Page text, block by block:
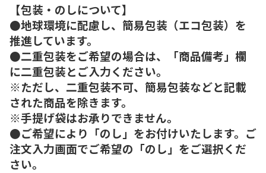
【包装・のしについて】
●地球環境に配慮し、簡易包装（エコ包装）を
推進しています。
●二重包装をご希望の場合は、「商品備考」欄
に二重包装とご入力ください。
※ただし、二重包装不可、簡易包装などと記載
された商品を除きます。
※手提げ袋はお承りできません。
●ご希望により「のし」をお付けいたします。ご
注文入力画面でご希望の「のし」をご選択くだ
さい。